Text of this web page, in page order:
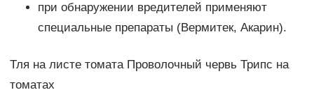
при обнаружении вредителей применяют
специальные препараты (Вермитек, Акарин).
Тля на листе томата Проволочный червь Трипс на
томатах